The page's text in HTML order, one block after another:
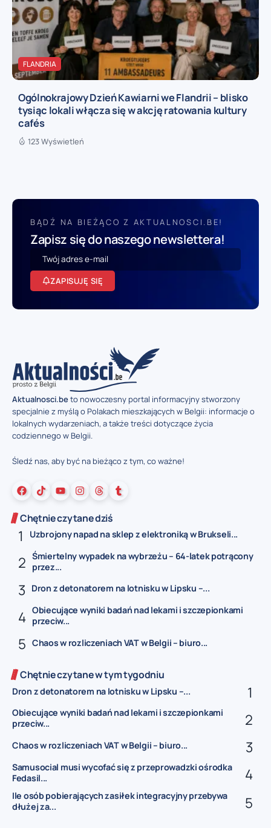
FLANDRIA
Ogólnokrajowy Dzień Kawiarni we Flandrii – blisko
tysiąc lokali włącza się w akcję ratowania kultury
cafés
123 Wyświetleń
BĄDŹ NA BIEŻĄCO Z AKTUALNOSCI.BE!
Zapisz się do naszego newslettera!
ZAPISUJĘ SIĘ
Aktualnosci.beto nowoczesny portal informacyjny stworzony
specjalnie z myślą o Polakach mieszkających w Belgii: informacje o
lokalnych wydarzeniach, a także treści dotyczące życia
codziennego w Belgii.
Śledź nas, aby być na bieżąco z tym, co ważne!
Chętnie czytane dziś
Uzbrojony napad na sklep z elektroniką w Brukseli...
Śmiertelny wypadek na wybrzeżu – 64-latek potrącony
przez...
Dron z detonatorem na lotnisku w Lipsku –...
Obiecujące wyniki badań nad lekami i szczepionkami
przeciw...
Chaos w rozliczeniach VAT w Belgii – biuro...
Chętnie czytane w tym tygodniu
Dron z detonatorem na lotnisku w Lipsku –...
Obiecujące wyniki badań nad lekami i szczepionkami
przeciw...
Chaos w rozliczeniach VAT w Belgii – biuro...
Samusocial musi wycofać się z przeprowadzki ośrodka
Fedasil...
Ile osób pobierających zasiłek integracyjny przebywa
dłużej za...